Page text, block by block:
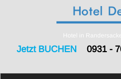
Hotel in
Jetzt BUCHEN0931 -